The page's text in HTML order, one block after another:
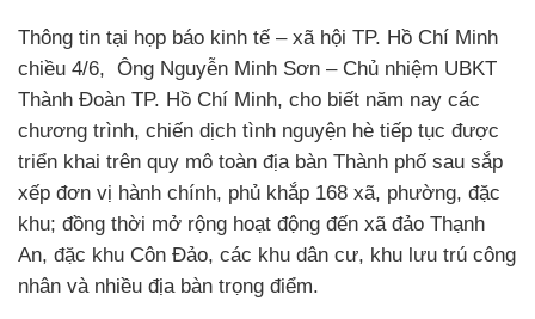
Thông tin tại họp báo kinh tế – xã hội TP. Hồ Chí Minh
chiều 4/6, Ông Nguyễn Minh Sơn – Chủ nhiệm UBKT
Thành Đoàn TP. Hồ Chí Minh, cho biết năm nay các
chương trình, chiến dịch tình nguyện hè tiếp tục được
triển khai trên quy mô toàn địa bàn Thành phố sau sắp
xếp đơn vị hành chính, phủ khắp 168 xã, phường, đặc
khu; đồng thời mở rộng hoạt động đến xã đảo Thạnh
An, đặc khu Côn Đảo, các khu dân cư, khu lưu trú công
nhân và nhiều địa bàn trọng điểm.